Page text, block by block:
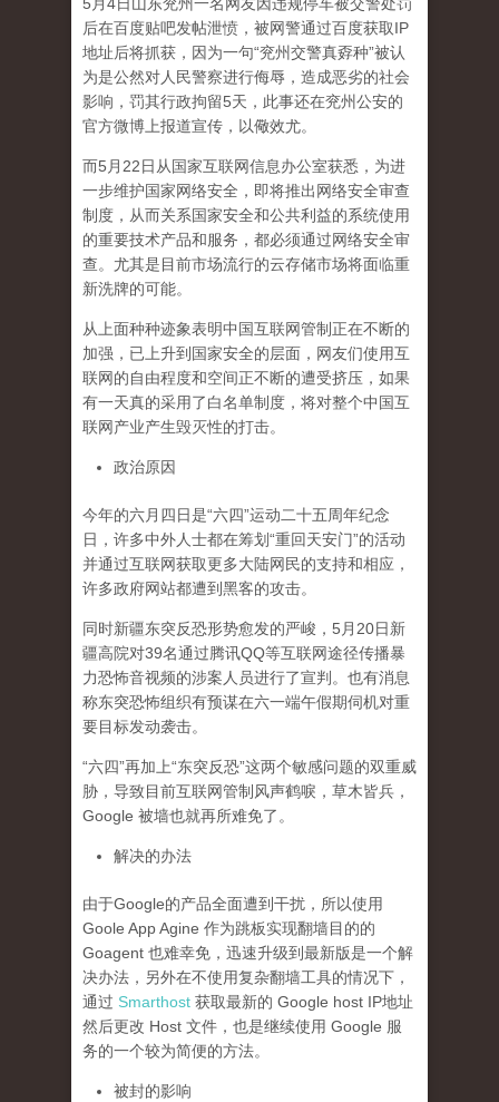
后在百度贴吧发帖泄愤，被网警通过百度获取IP
地址后将抓获，因为一句“兖州交警真孬种”被认
为是公然对人民警察进行侮辱，造成恶劣的社会
影响，罚其行政拘留5天，此事还在兖州公安的
官方微博上报道宣传，以儆效尤。
而5月22日从国家互联网信息办公室获悉，为进
一步维护国家网络安全，即将推出网络安全审查
制度，从而关系国家安全和公共利益的系统使用
的重要技术产品和服务，都必须通过网络安全审
查。尤其是目前市场流行的云存储市场将面临重
新洗牌的可能。
从上面种种迹象表明中国互联网管制正在不断的
加强，已上升到国家安全的层面，网友们使用互
联网的自由程度和空间正不断的遭受挤压，如果
有一天真的采用了白名单制度，将对整个中国互
联网产业产生毁灭性的打击。
政治原因
今年的六月四日是“六四”运动二十五周年纪念
日，许多中外人士都在筹划“重回天安门”的活动
并通过互联网获取更多大陆网民的支持和相应，
许多政府网站都遭到黑客的攻击。
同时新疆东突反恐形势愈发的严峻，5月20日新
疆高院对39名通过腾讯QQ等互联网途径传播暴
力恐怖音视频的涉案人员进行了宣判。也有消息
称东突恐怖组织有预谋在六一端午假期伺机对重
要目标发动袭击。
“六四”再加上“东突反恐”这两个敏感问题的双重威
胁，导致目前互联网管制风声鹤唳，草木皆兵，
Google 被墙也就再所难免了。
解决的办法
由于Google的产品全面遭到干扰，所以使用
Goole App Agine 作为跳板实现翻墙目的的
Goagent 也难幸免，迅速升级到最新版是一个解
决办法，另外在不使用复杂翻墙工具的情况下，
通过 Smarthost 获取最新的 Google host IP地址
然后更改 Host 文件，也是继续使用 Google 服
务的一个较为简便的方法。
被封的影响